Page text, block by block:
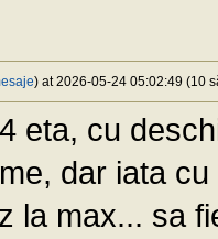
) at 2026-05-24 05:02:49 (10
eta, cu
dar iata
la max... sa